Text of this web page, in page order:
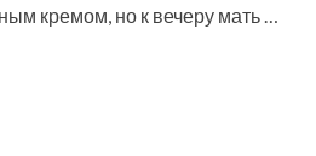
кремом, но к вечеру мать …